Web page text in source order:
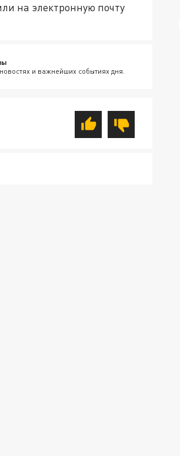
на электронную почту
и важнейших событиях дня.